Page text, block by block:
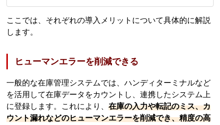
ここでは、それぞれの導入メリットについて具体的に解説
します。
ヒューマンエラーを削減できる
一般的な在庫管理システムでは、ハンディターミナルなど
を活用して在庫データをカウントし、連携したシステム上
に登録します。これにより、在庫の入力や転記のミス、カ
ウント漏れなどのヒューマンエラーを削減でき、精度の高